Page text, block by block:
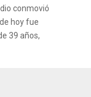
conmovió
hoy fue
39 años,